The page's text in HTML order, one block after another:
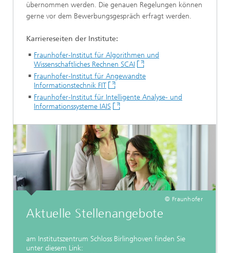
übernommen werden. Die genauen Regelungen können
gerne vor dem Bewerbungsgespräch erfragt werden.
Karriereseiten der Institute:
Fraunhofer-Institut für Algorithmen und
Wissenschaftliches Rechnen SCAI
Fraunhofer-Institut für Angewandte
Informationstechnik FIT
Fraunhofer-Institut für Intelligente Analyse- und
Informationssysteme IAIS
© Fraunhofer
Aktuelle Stellenangebote
am Institutszentrum Schloss Birlinghoven finden Sie
unter diesem Link: